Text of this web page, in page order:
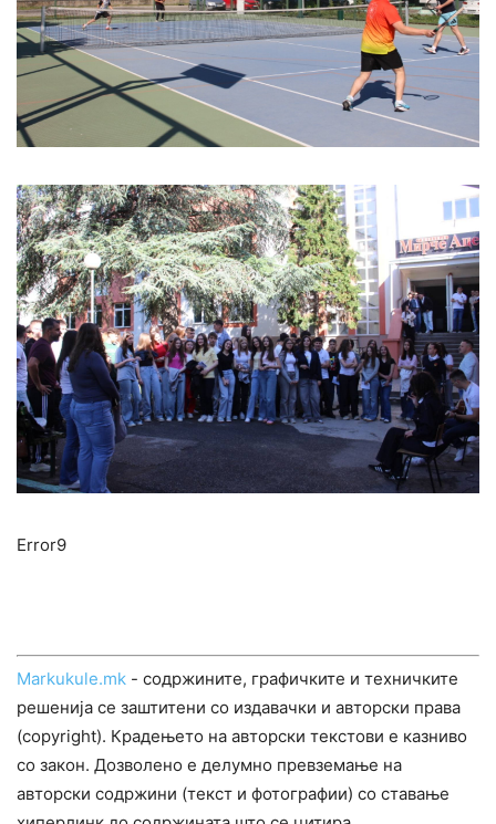
Error9
Markukule.mk - содржините, графичките и техничките
решенија се заштитени со издавачки и авторски права
(copyright). Крадењето на авторски текстови е казниво
со закон. Дозволено е делумно превземање на
авторски содржини (текст и фотографии) со ставање